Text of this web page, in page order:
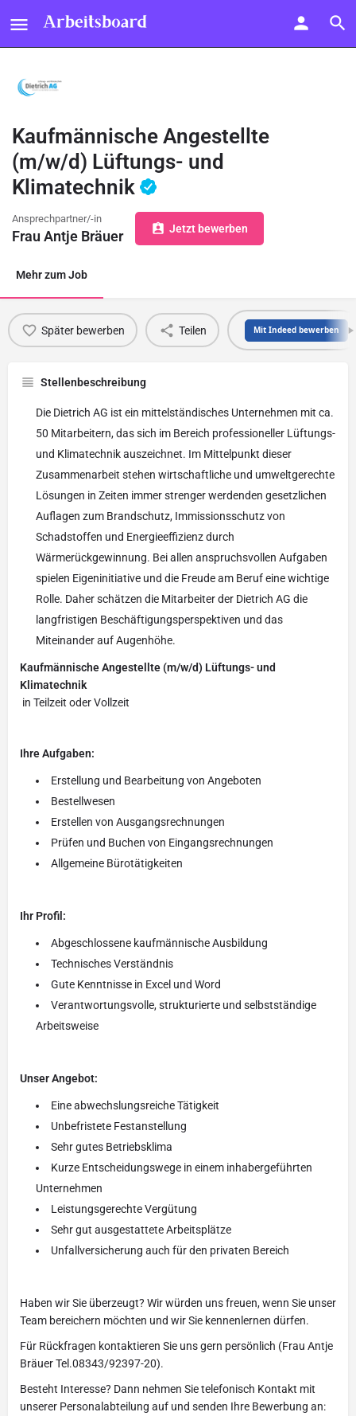
Kaufmännische Angestellte
(m/w/d) Lüftungs- und
Klimatechnik
Ansprechpartner/-in
Frau Antje Bräuer Jetzt bewerben
Mehr zum Job
Später bewerben Teilen Mit Indeed bewerben
Stellenbeschreibung
Die Dietrich AG ist ein mittelständisches Unternehmen mit ca.
50 Mitarbeitern, das sich im Bereich professioneller Lüftungs-
und Klimatechnik auszeichnet. Im Mittelpunkt dieser
Zusammenarbeit stehen wirtschaftliche und umweltgerechte
Lösungen in Zeiten immer strenger werdenden gesetzlichen
Auflagen zum Brandschutz, Immissionsschutz von
Schadstoffen und Energieeffizienz durch
Wärmerückgewinnung. Bei allen anspruchsvollen Aufgaben
spielen Eigeninitiative und die Freude am Beruf eine wichtige
Rolle. Daher schätzen die Mitarbeiter der Dietrich AG die
langfristigen Beschäftigungsperspektiven und das
Miteinander auf Augenhöhe.
Kaufmännische Angestellte (m/w/d) Lüftungs- und
Klimatechnik
in Teilzeit oder Vollzeit
Ihre Aufgaben:
Erstellung und Bearbeitung von Angeboten
Bestellwesen
Erstellen von Ausgangsrechnungen
Prüfen und Buchen von Eingangsrechnungen
Allgemeine Bürotätigkeiten
Ihr Profil:
Abgeschlossene kaufmännische Ausbildung
Technisches Verständnis
Gute Kenntnisse in Excel und Word
Verantwortungsvolle, strukturierte und selbstständige
Arbeitsweise
Unser Angebot:
Eine abwechslungsreiche Tätigkeit
Unbefristete Festanstellung
Sehr gutes Betriebsklima
Kurze Entscheidungswege in einem inhabergeführten
Unternehmen
Leistungsgerechte Vergütung
Sehr gut ausgestattete Arbeitsplätze
Unfallversicherung auch für den privaten Bereich
Haben wir Sie überzeugt? Wir würden uns freuen, wenn Sie unser
Team bereichern möchten und wir Sie kennenlernen dürfen.
Für Rückfragen kontaktieren Sie uns gern persönlich (Frau Antje
Bräuer Tel.08343/92397-20).
Besteht Interesse? Dann nehmen Sie telefonisch Kontakt mit
unserer Personalabteilung auf und senden Ihre Bewerbung an: